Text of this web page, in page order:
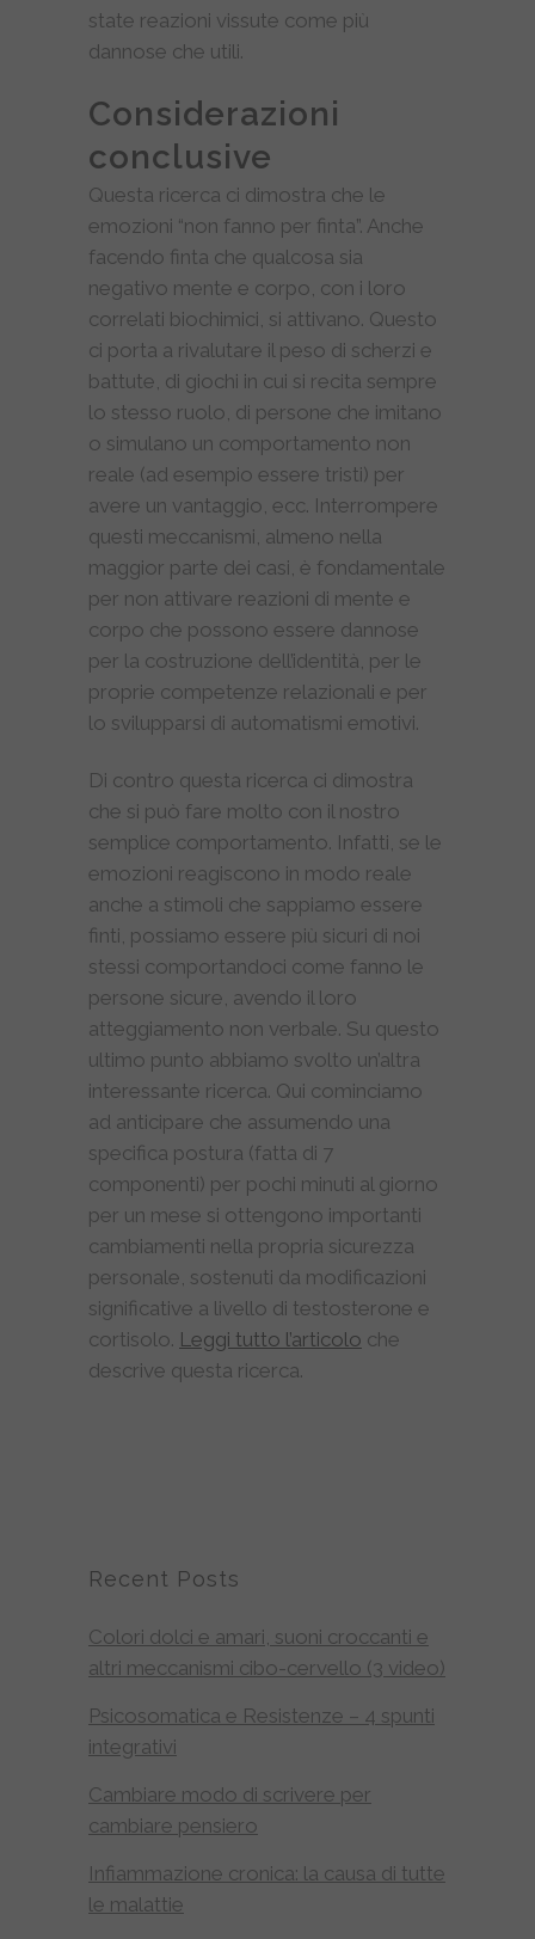
state reazioni vissute come più
dannose che utili.
Considerazioni
conclusive
Questa ricerca ci dimostra che le
emozioni “non fanno per finta”. Anche
facendo finta che qualcosa sia
negativo mente e corpo, con i loro
correlati biochimici, si attivano. Questo
ci porta a rivalutare il peso di scherzi e
battute, di giochi in cui si recita sempre
lo stesso ruolo, di persone che imitano
o simulano un comportamento non
reale (ad esempio essere tristi) per
avere un vantaggio, ecc. Interrompere
questi meccanismi, almeno nella
maggior parte dei casi, è fondamentale
per non attivare reazioni di mente e
corpo che possono essere dannose
per la costruzione dell’identità, per le
proprie competenze relazionali e per
lo svilupparsi di automatismi emotivi.
Di contro questa ricerca ci dimostra
che si può fare molto con il nostro
semplice comportamento. Infatti, se le
emozioni reagiscono in modo reale
anche a stimoli che sappiamo essere
finti, possiamo essere più sicuri di noi
stessi comportandoci come fanno le
persone sicure, avendo il loro
atteggiamento non verbale. Su questo
ultimo punto abbiamo svolto un’altra
interessante ricerca. Qui cominciamo
ad anticipare che assumendo una
specifica postura (fatta di 7
componenti) per pochi minuti al giorno
per un mese si ottengono importanti
cambiamenti nella propria sicurezza
personale, sostenuti da modificazioni
significative a livello di testosterone e
cortisolo. Leggi tutto l’articolo che
descrive questa ricerca.
Recent Posts
Colori dolci e amari, suoni croccanti e
altri meccanismi cibo-cervello (3 video)
Psicosomatica e Resistenze – 4 spunti
integrativi
Cambiare modo di scrivere per
cambiare pensiero
Infiammazione cronica: la causa di tutte
le malattie